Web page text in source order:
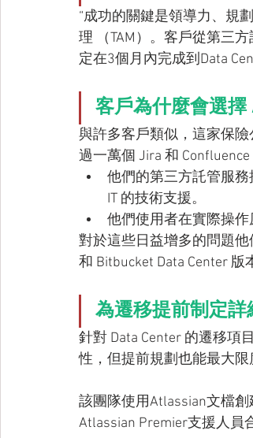
“成功的關鍵是領導力、規
理 （TAM）。客戶從第三
定在3個月內完成到Data
客戶為什麼會選擇
與許多客戶類似，這家保
過一萬個 Jira 和
他們的第三方託管服務
IT 的技術支援。
他們使用者在實際操作
對於這些日益增多的問題
和 Bitbucket Data Center 版
為遷移提前制定詳
針對 Data Center 的遷移項
性，但提前規劃也能最大限
該團隊使用Atlassian文檔
Atlassian Premier支援人員